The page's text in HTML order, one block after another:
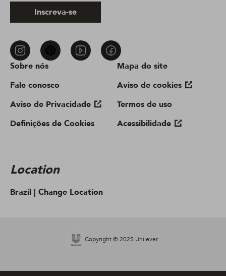
Sobre nós
Fale conosco
Aviso de Privacidade
Definições de Cookies
Mapa do site
Aviso de cookies
Termos de uso
Acessibilidade
Location
Brazil | Change Location
Inscreva-se
Copyright © 2025 Unilever.